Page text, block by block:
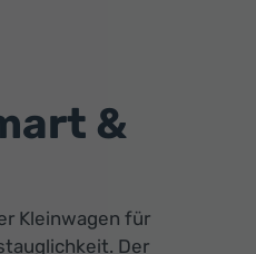
&
Kleinwagen für
Der